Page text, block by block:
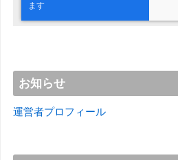
お知らせ
運営者プロフィール